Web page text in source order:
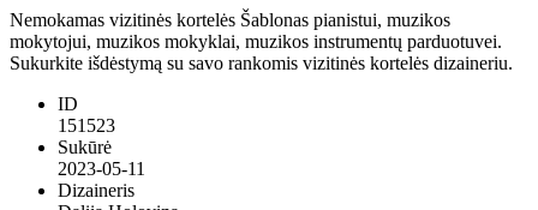
Nemokamas vizitinės kortelės Šablonas pianistui, muzikos
mokytojui, muzikos mokyklai, muzikos instrumentų parduotuvei.
Sukurkite išdėstymą su savo rankomis vizitinės kortelės dizaineriu.
ID
151523
Sukūrė
2023-05-11
Dizaineris